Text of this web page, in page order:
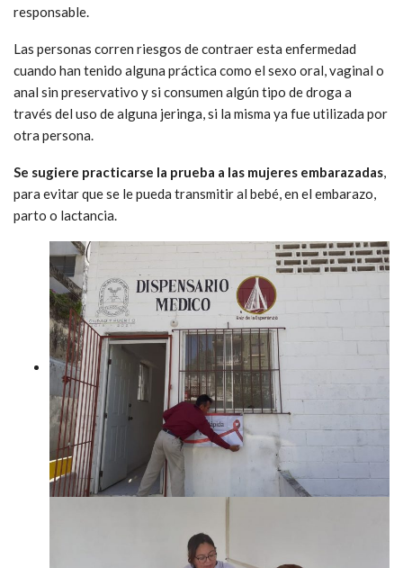
responsable.
Las personas corren riesgos de contraer esta enfermedad
cuando han tenido alguna práctica como el sexo oral, vaginal o
anal sin preservativo y si consumen algún tipo de droga a
través del uso de alguna jeringa, si la misma ya fue utilizada por
otra persona.
Se sugiere practicarse la prueba a las mujeres embarazadas,
para evitar que se le pueda transmitir al bebé, en el embarazo,
parto o lactancia.